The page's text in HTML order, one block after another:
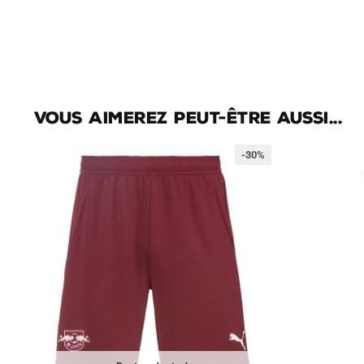
Vous aimerez peut-être aussi...
-30%